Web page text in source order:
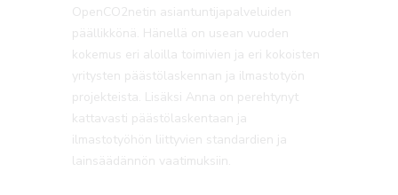
OpenCO2netin asiantuntijapalveluiden
päällikkönä. Hänellä on usean vuoden
kokemus eri aloilla toimivien ja eri kokoisten
yritysten päästölaskennan ja ilmastotyön
projekteista. Lisäksi Anna on perehtynyt
kattavasti päästölaskentaan ja
ilmastotyöhön liittyvien standardien ja
lainsäädännön vaatimuksiin.